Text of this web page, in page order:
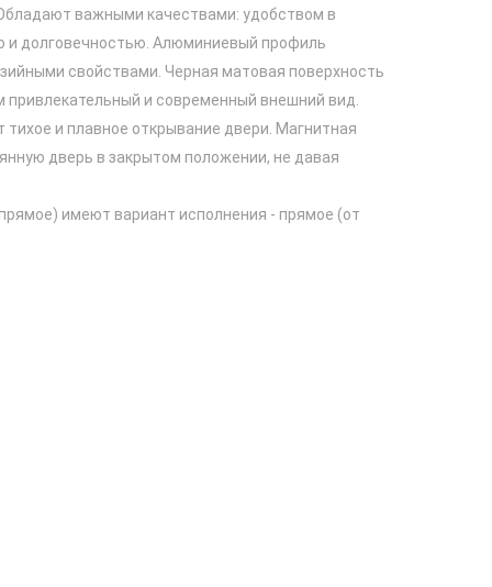
важными качествами: удобством в
и долговечностью. Алюминиевый профиль
свойствами. Черная матовая поверхность
и современный внешний вид.
и плавное открывание двери. Магнитная
дверь в закрытом положении, не давая
имеют вариант исполнения - прямое (от